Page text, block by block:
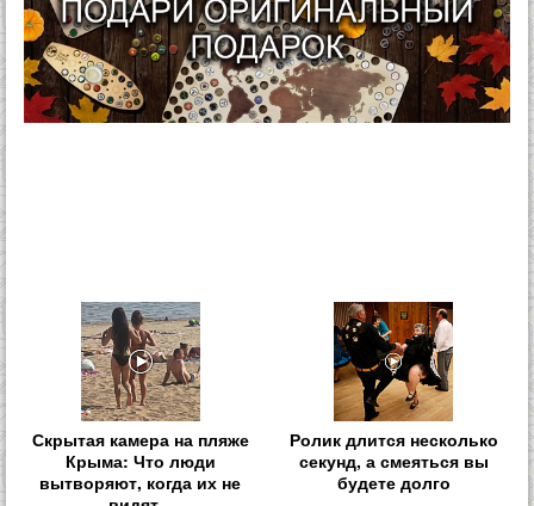
Скрытая камера на пляже
Крыма: Что люди
вытворяют, когда их не
Ролик длится несколько
секунд, а смеяться вы
будете долго